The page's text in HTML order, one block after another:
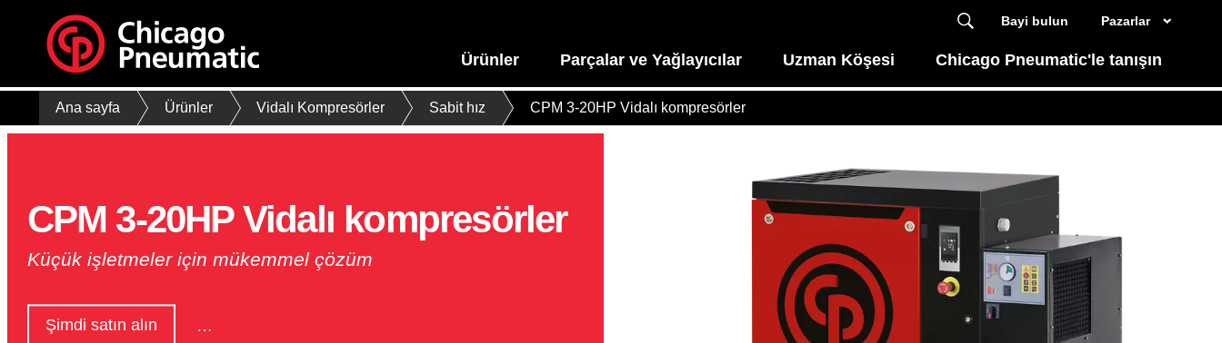
Pazarlar
Bayi bulun
Ürünler Parçalar ve Yağlayıcılar Uzman Köşesi Chicago Pneumatic'le tanışın
Ana sayfa Ürünler Vidalı Kompresörler Sabit hız CPM 3-20HP Vidalı kompresörler
CPM 3-20HP Vidalı kompresörler
Küçük işletmeler için mükemmel çözüm
Şimdi satın alın